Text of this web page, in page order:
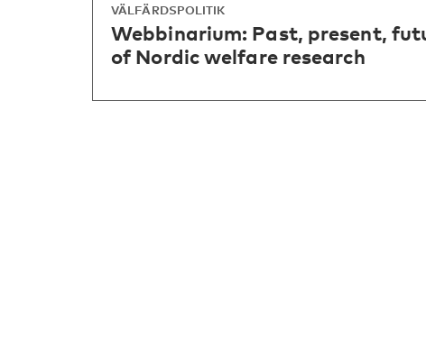
VÄLFÄRDSPOLITIK
Webbinarium: Past, present,
of Nordic welfare research